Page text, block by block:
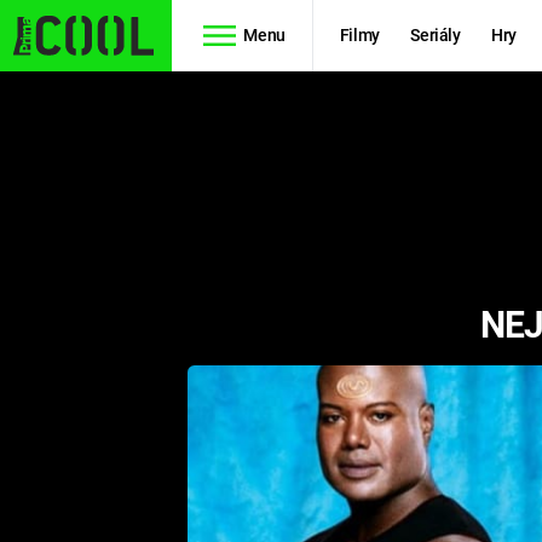
Menu Filmy Seriály Hry
FUTURAMA
RYCHLE A
ZBĚSILE 10
PREDÁTOR